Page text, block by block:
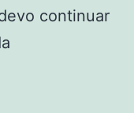
continuar